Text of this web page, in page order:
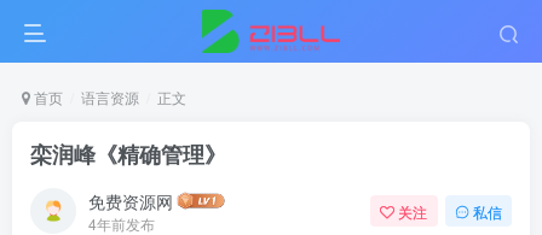
首页 语言资源 正文
栾润峰《精确管理》
免费资源网
4年前发布
关注 私信